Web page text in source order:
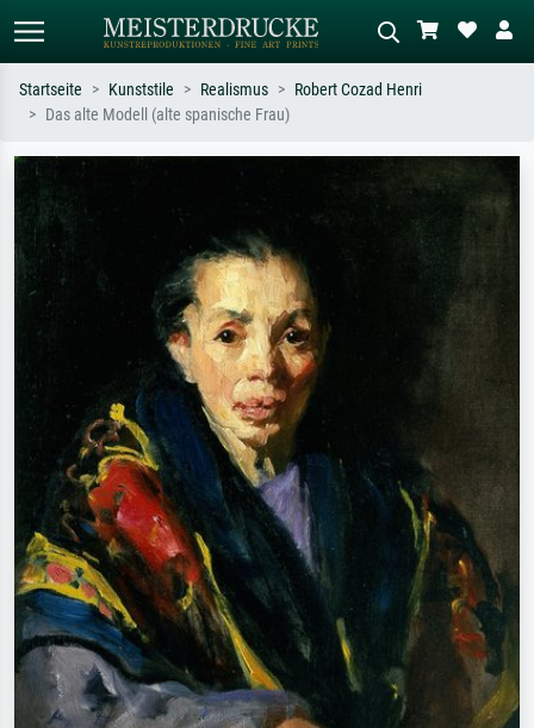
Suchen Sie nach Künstlern, Werktiteln
Sternennacht, Impressionismus, Welle
Beschreiben Sie die Szene – z.B. Grüne
Wiese, Abstrakt mit viel Rot, Dunkles
Ölgemälde, Stehender Akt neben einem
Startseite Kunststile Realismus
Robert Cozad Henri
Das alte Modell (alte spanische Frau)